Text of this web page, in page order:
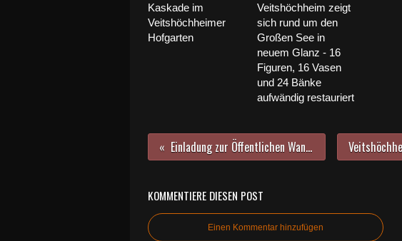
Kaskade im
Veitshöchheimer
Hofgarten
Veitshöchheim zeigt
sich rund um den
Großen See in
neuem Glanz - 16
Figuren, 16 Vasen
und 24 Bänke
aufwändig restauriert
Einladung zur Öffentlichen Wanderung mit den Naturfreunden am Sonntag, 19. Juli 2020, 10.00 Uhr
KOMMENTIERE DIESEN POST
Einen Kommentar hinzufügen